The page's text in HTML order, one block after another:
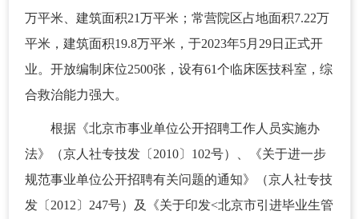
万平米、建筑面积21万平米；常营院区占地面积7.22万
平米，建筑面积19.8万平米，于2023年5月29日正式开
业。开放编制床位2500张，设有61个临床医技科室，综
合救治能力强大。
根据《北京市事业单位公开招聘工作人员实施办
法》（京人社专技发〔2010〕102号）、《关于进一步
规范事业单位公开招聘有关问题的通知》（京人社专技
发〔2012〕247号）及《关于印发<北京市引进毕业生管